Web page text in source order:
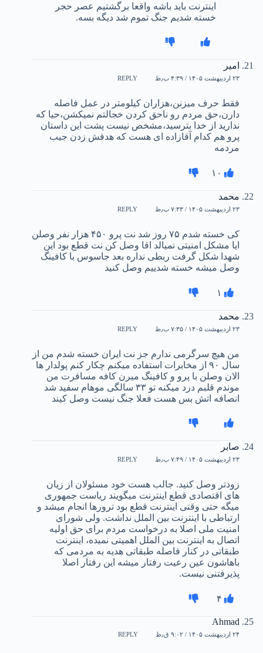
اینترنت باید باشه واقعا برگشتیم عصر حجر
خسته شدیم جنگ تموم شد دیگه بسه.
امیر
۲۳ اردیبهشت ۱۴۰۵ / ۴:۳۹ ب٫ظ REPLY
فقط حرف میزنن،هزاران کیلومتر در عمل فاصله
دارن،حق مردم رو ناحق کردن خجالتم نمیکشن،حیا که
ندارید از خدا بترسید،مشخص نیست پشت این داستان
پرو هم کدام آقازاده ای هست که هدفش زدن جیب
مردمه
۱۰
محمد
۲۳ اردیبهشت ۱۴۰۵ / ۷:۳۳ ب٫ظ REPLY
کی خسته شدم ۷۵ روز شد نت پرو ۴۵۰ هزار نفر وصلن
ایا مشکل امنیتی نمیالد اقا وصل کن نت قطع بود این
شهدا شکل گرفت ربطی نداره بعد جاسوس با کافینگ
وصل میشه خسته شدییم وصل کنید
۱
محمد
۲۳ اردیبهشت ۱۴۰۵ / ۷:۳۵ ب٫ظ REPLY
من هیچ سرگرمی ندارم جز نت ایران خسته شدم من از
سال ۹۰ از مخابرات استفاده میکنم چکار کنم پولدار ها
الان وصلن با پرو و کافینگ میرن کافه مسافرت من
موندم قلبم درد میکنه تو ۳۳ سالگی موهام سفید شد
انصافه اتش بس هست فعلا جنگ نیست وصل کیند
صابر
۲۳ اردیبهشت ۱۴۰۵ / ۷:۴۹ ب٫ظ REPLY
زودتر وصل کنید. جالب هست خود مسئولان از زیان
های اقتصادی قطع اینترنت میگویند ریاست جمهوری
میگه حتی وقتی اینترنت قطع بود ترورها انجام میشد و
ارتباطی با اینترنت بین الملل نداشت. ولی شورای
امنیت ملی اصلا به درخواست مردم برای حق اولیه
اتصال به اینترنت بین الملل اهمیتی نمیده، اینترنت
طبقاتی در کنار فاصله طبقاتی هدیه به مردمی که
باهاشون عین رعیت رفتار میشه این رفتار اصلا
پذیرفتنی نیست.
۴
Ahmad
۲۴ اردیبهشت ۱۴۰۵ / ۹:۰۲ ق٫ظ REPLY